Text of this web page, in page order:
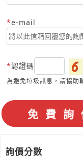
e-mail
認證碼
為避免垃圾訊息，請協助
詢價分數